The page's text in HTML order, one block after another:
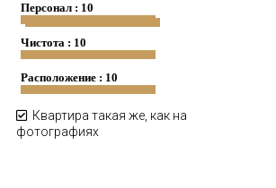
Персонал : 10
Чистота : 10
Расположение : 10
Квартира такая же, как на
фотографиях